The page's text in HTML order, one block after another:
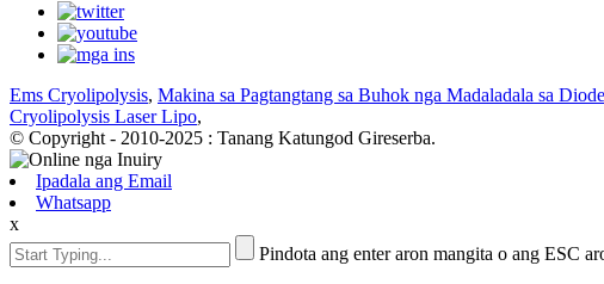
Ems Cryolipolysis, Makina sa Pagtangtang sa Buhok nga Madaladala sa
Cryolipolysis Laser Lipo,
© Copyright - 2010-2025 : Tanang Katungod Gireserba.
Ipadala ang Email
Whatsapp
x
Pindota ang enter aron mangita o ang ESC